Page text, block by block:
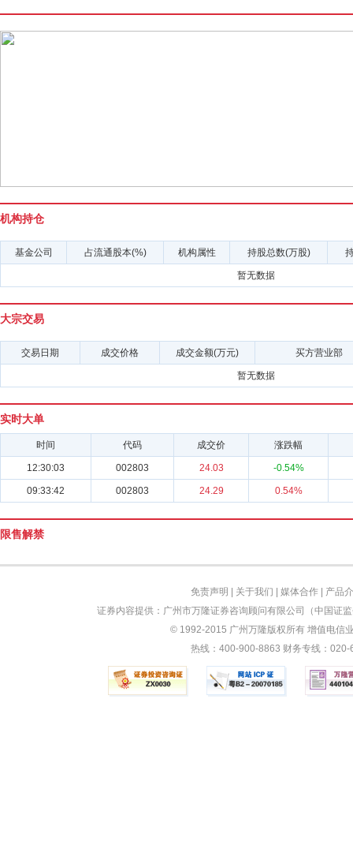
机构持仓
基金公司 占流通股本(%) 机构属性 持股总数(万股)
暂无数据
大宗交易
交易日期 成交价格 成交金额(万元) 买方营业部
暂无数据
实时大单
时间 代码 成交价 涨跌幅
12:30:03 002803 24.03 -0.54%
09:33:42 002803 24.29 0.54%
限售解禁
免责声明 关于我们 媒体合作
产品
证券内容提供：广州市万隆证券咨询顾问有限公司（中国证
© 1992-2015 广州万隆版权所有 增值电信
热线：400-900-8863 财务专线：